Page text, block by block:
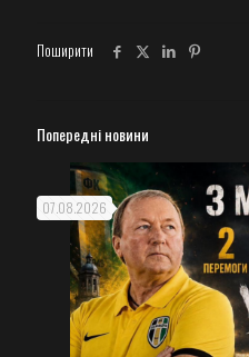
Поширити
Попередні новини
07.08.2026